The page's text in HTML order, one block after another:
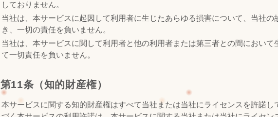
しておりません。
当社は、本サービスに起因して利用者に生じたあらゆる損害について、当社
き、一切の責任を負いません。
当社は、本サービスに関して利用者と他の利用者または第三者との間におい
て一切責任を負いません。
第11条（知的財産権）
本サービスに関する知的財産権はすべて当社または当社にライセンスを許諾